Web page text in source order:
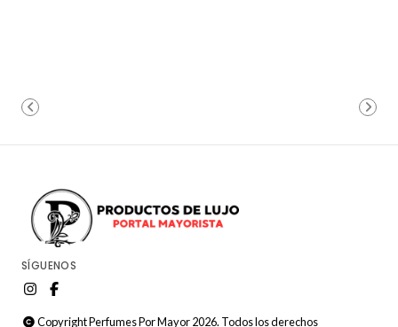
SÍGUENOS
Copyright Perfumes Por Mayor 2026. Todos los derechos